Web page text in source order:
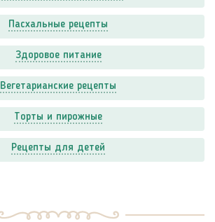
Пасхальные рецепты
Здоровое питание
Вегетарианские рецепты
Торты и пирожные
Рецепты для детей